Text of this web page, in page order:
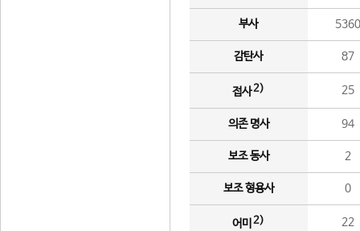
부사 5360
감탄사 87
접사2) 25
의존 명사 94
보조 동사 2
보조 형용사 0
어미 2) 22